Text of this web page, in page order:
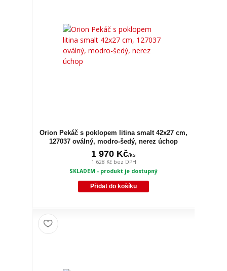
Orion Pekáč s poklopem litina smalt 42x27 cm,
127037 oválný, modro-šedý, nerez úchop
1 970 Kč/ks
1 628 Kč bez DPH
SKLADEM - produkt je dostupný
Přidat do košíku